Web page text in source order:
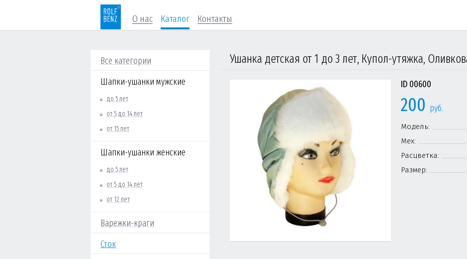
О нас Каталог Контакты
Все категории
Шапки-ушанки мужские
до 5 лет
от 5 до 14 лет
от 15 лет
Шапки-ушанки женские
до 5 лет
от 5 до 14 лет
от 12 лет
Варежки-краги
Сток
ID 00600
200 руб.
Модель:
Мех:
Расцветка:
Размер: